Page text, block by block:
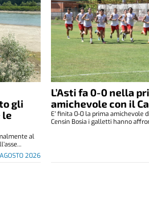
gli
le
2026
al
L’Asti fa 0-0 nella
amichevole con il
E' finita 0-0 la prima amichevole
Censin Bosia i galletti hanno